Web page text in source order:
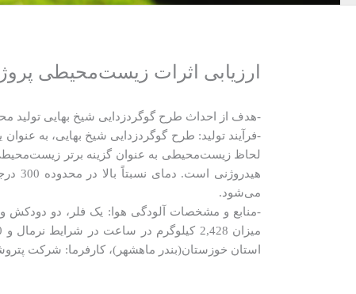
ارزیابی اثرات زیست‌محیطی
-هدف از احداث طرح گوگردزدایی شیخ بهایی تولید محصول نفتای
لحاظ زیست‌محیطی به عنوان گزینه برتر
می‌شود.
-منابع و مشخصات آلودگی هوا: یک فلر، دو دودکش
استان خوزستان(بندر ماهشهر)، کارفرما: شرکت